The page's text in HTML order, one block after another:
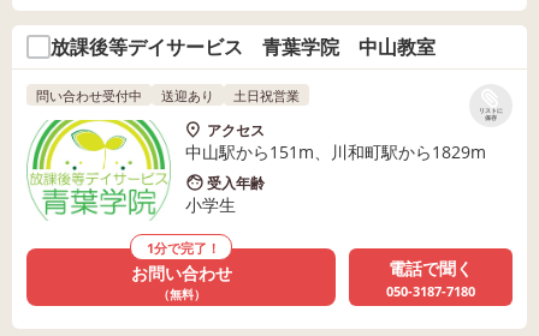
放課後等デイサービス 青葉学院 中山教室
リストに
保存
問い合わせ受付中 送迎あり 土日祝営業
アクセス
中山駅から151m、川和町駅から1829m
受入年齢
小学生
1分で完了！
お問い合わせ
（無料）
電話で聞く
050-3187-7180